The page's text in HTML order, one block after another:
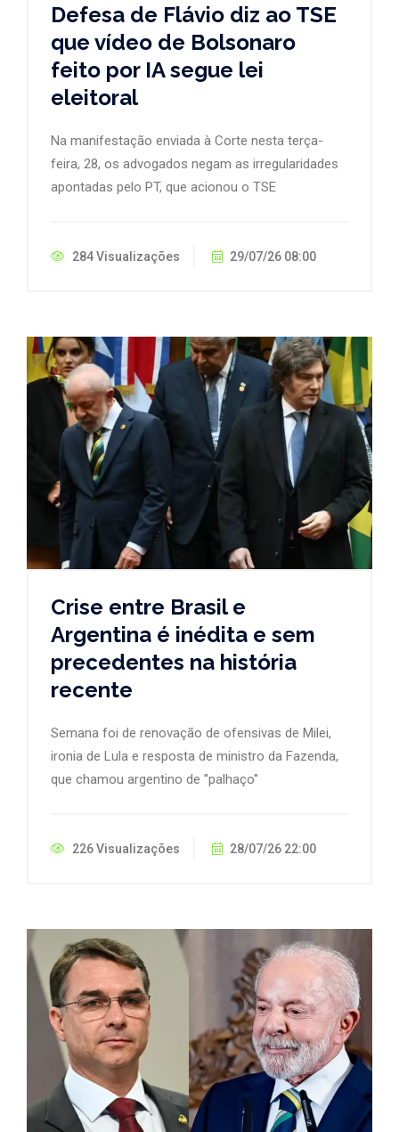
Defesa de Flávio diz ao TSE
que vídeo de Bolsonaro
feito por IA segue lei
eleitoral
Na manifestação enviada à Corte nesta terça-
feira, 28, os advogados negam as irregularidades
apontadas pelo PT, que acionou o TSE
284 Visualizações 29/07/26 08:00
Crise entre Brasil e
Argentina é inédita e sem
precedentes na história
recente
Semana foi de renovação de ofensivas de Milei,
ironia de Lula e resposta de ministro da Fazenda,
que chamou argentino de ''palhaço''
226 Visualizações 28/07/26 22:00